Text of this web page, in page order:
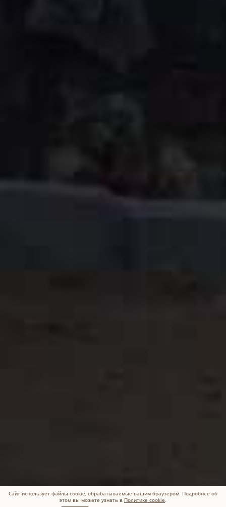
Сайт использует файлы cookie, обрабатываемые вашим браузером. Подробнее об
этом вы можете узнать в Политике cookie.